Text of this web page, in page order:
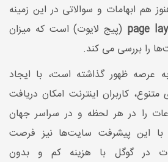
هنوز هم ابهامات و سوالاتی در این زمینه
(پیج لایوت) است که میزان
را بررسی می کند.
عرصه ظهور گذاشته است، با ایجاد
کاربران اینترنت امکان دریافت
را در هر لحظه و در سراسر جهان
با این پیشرفت سایت‌ها نیز فرصت
در گوگل با هزینه کم و بدون